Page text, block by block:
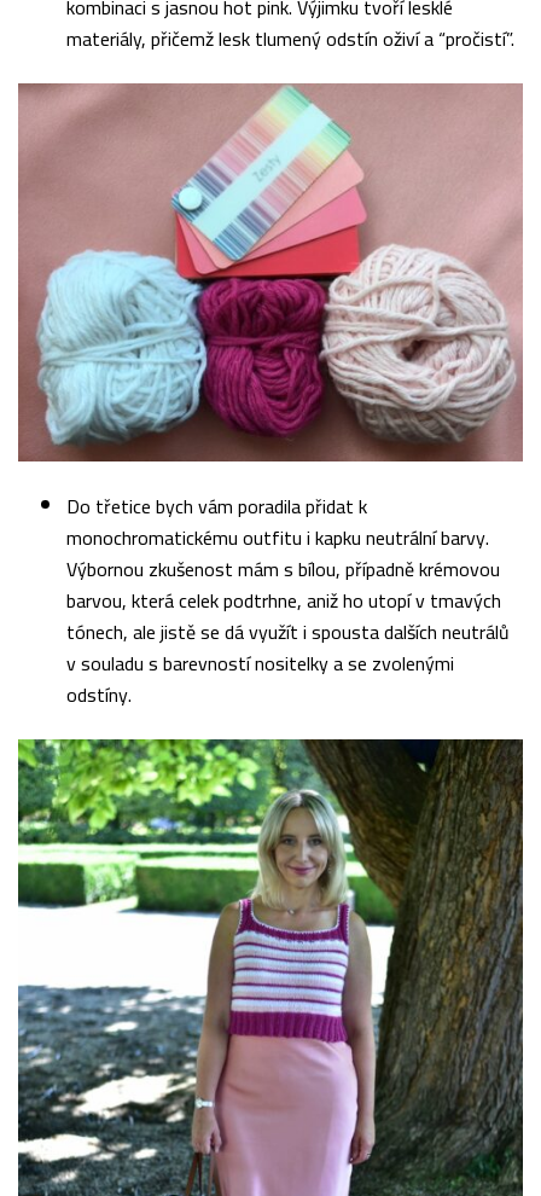
kombinaci s jasnou hot pink. Výjimku tvoří lesklé
materiály, přičemž lesk tlumený odstín oživí a “pročistí”.
Do třetice bych vám poradila přidat k
monochromatickému outfitu i kapku neutrální barvy.
Výbornou zkušenost mám s bílou, případně krémovou
barvou, která celek podtrhne, aniž ho utopí v tmavých
tónech, ale jistě se dá využít i spousta dalších neutrálů
v souladu s barevností nositelky a se zvolenými
odstíny.